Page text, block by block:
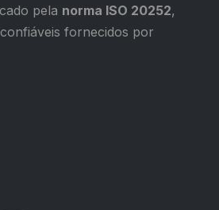
pela norma ISO 20252,
fornecidos por